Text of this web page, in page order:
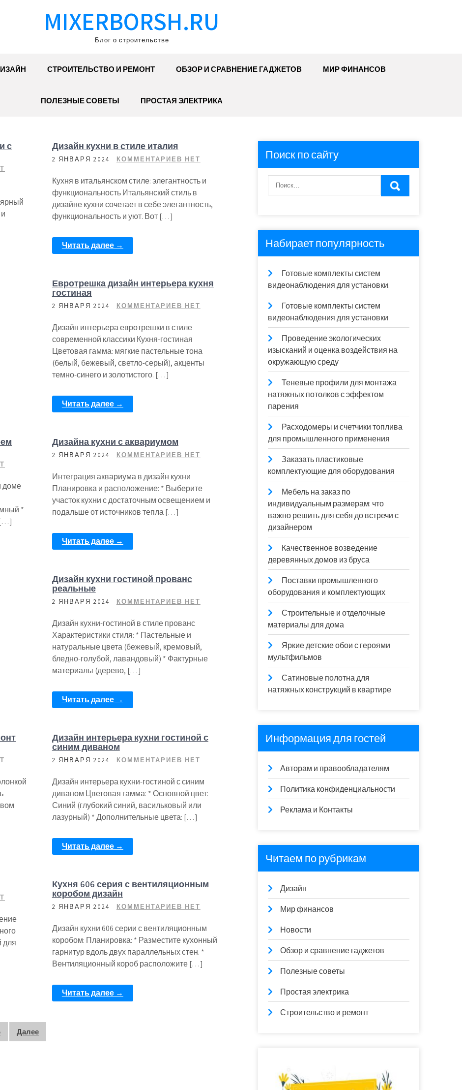
MIXERBORSH.RU
Блог о строительстве
СТРОИТЕЛЬСТВО И РЕМОНТ ОБЗОР И СРАВНЕНИЕ ГАДЖЕТОВ МИР ФИНАНСОВ
ПОЛЕЗНЫЕ СОВЕТЫ ПРОСТАЯ ЭЛЕКТРИКА
с
Дизайн кухни в стиле италия
2 ЯНВАРЯ 2024 КОММЕНТАРИЕВ НЕТ
Кухня в итальянском стиле: элегантность и
функциональность Итальянский стиль в
дизайне кухни сочетает в себе элегантность,
функциональность и уют. Вот […]
Читать далее →
Евротрешка дизайн интерьера кухня
гостиная
2 ЯНВАРЯ 2024 КОММЕНТАРИЕВ НЕТ
Дизайн интерьера евротрешки в стиле
современной классики Кухня-гостиная
Цветовая гамма: мягкие пастельные тона
(белый, бежевый, светло-серый), акценты
темно-синего и золотистого. […]
Читать далее →
доме
*
[…]
Дизайна кухни с аквариумом
2 ЯНВАРЯ 2024 КОММЕНТАРИЕВ НЕТ
Интеграция аквариума в дизайн кухни
Планировка и расположение: * Выберите
участок кухни с достаточным освещением и
подальше от источников тепла […]
Читать далее →
Дизайн кухни гостиной прованс
реальные
2 ЯНВАРЯ 2024 КОММЕНТАРИЕВ НЕТ
Дизайн кухни-гостиной в стиле прованс
Характеристики стиля: * Пастельные и
натуральные цвета (бежевый, кремовый,
бледно-голубой, лавандовый) * Фактурные
материалы (дерево, […]
Читать далее →
Дизайн интерьера кухни гостиной с
синим диваном
2 ЯНВАРЯ 2024 КОММЕНТАРИЕВ НЕТ
Дизайн интерьера кухни-гостиной с синим
диваном Цветовая гамма: * Основной цвет:
Синий (глубокий синий, васильковый или
лазурный) * Дополнительные цвета: […]
Читать далее →
для
Кухня 606 серия с вентиляционным
коробом дизайн
2 ЯНВАРЯ 2024 КОММЕНТАРИЕВ НЕТ
Дизайн кухни 606 серии с вентиляционным
коробом: Планировка: * Разместите кухонный
гарнитур вдоль двух параллельных стен. *
Вентиляционный короб расположите […]
Читать далее →
Далее
Поиск по сайту
Набирает популярность
Готовые комплекты систем
видеонаблюдения для установки.
Готовые комплекты систем
видеонаблюдения для установки
Проведение экологических
изысканий и оценка воздействия на
окружающую среду
Теневые профили для монтажа
натяжных потолков с эффектом
парения
Расходомеры и счетчики топлива
для промышленного применения
Заказать пластиковые
комплектующие для оборудования
Мебель на заказ по
индивидуальным размерам: что
важно решить для себя до встречи с
дизайнером
Качественное возведение
деревянных домов из бруса
Поставки промышленного
оборудования и комплектующих
Строительные и отделочные
материалы для дома
Яркие детские обои с героями
мультфильмов
Сатиновые полотна для
натяжных конструкций в квартире
Информация для гостей
Авторам и правообладателям
Политика конфиденциальности
Реклама и Контакты
Читаем по рубрикам
Дизайн
Мир финансов
Новости
Обзор и сравнение гаджетов
Полезные советы
Простая электрика
Строительство и ремонт